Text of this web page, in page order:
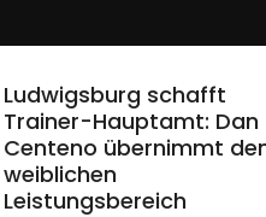
Ludwigsburg schafft
Trainer-Hauptamt: Dan
Centeno übernimmt
weiblichen
Leistungsbereich